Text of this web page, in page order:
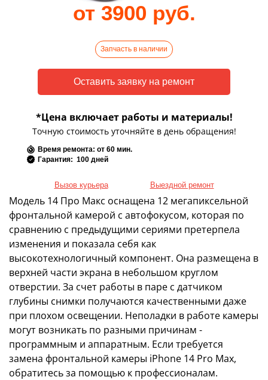
от 3900 руб.
Запчасть в наличии
*Цена включает работы и материалы!
Точную стоимость уточняйте в день обращения!
Время ремонта: от 60 мин.
Гарантия: 100 дней
Вызов курьера Выездной ремонт
Модель 14 Про Макс оснащена 12 мегапиксельной
фронтальной камерой с автофокусом, которая по
сравнению с предыдущими сериями претерпела
изменения и показала себя как
высокотехнологичный компонент. Она размещена в
верхней части экрана в небольшом круглом
отверстии. За счет работы в паре с датчиком
глубины снимки получаются качественными даже
при плохом освещении. Неполадки в работе камеры
могут возникать по разными причинам -
программным и аппаратным. Если требуется
замена фронтальной камеры iPhone 14 Pro Max,
обратитесь за помощью к профессионалам.